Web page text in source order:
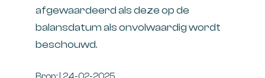
afgewaardeerd als deze op de
balansdatum als onvolwaardig wordt
beschouwd.